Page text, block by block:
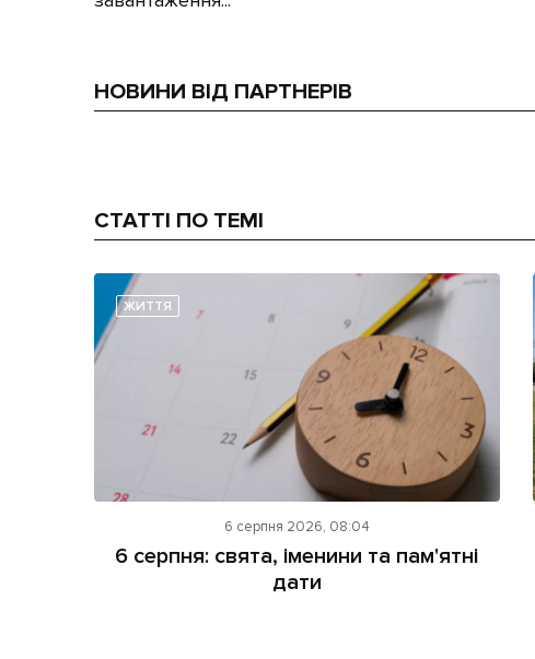
НОВИНИ ВІД ПАРТНЕРІВ
СТАТТІ ПО ТЕМІ
ЖИТТЯ
6 серпня 2026, 08:04
6 серпня: свята, іменини та пам'ятні
дати